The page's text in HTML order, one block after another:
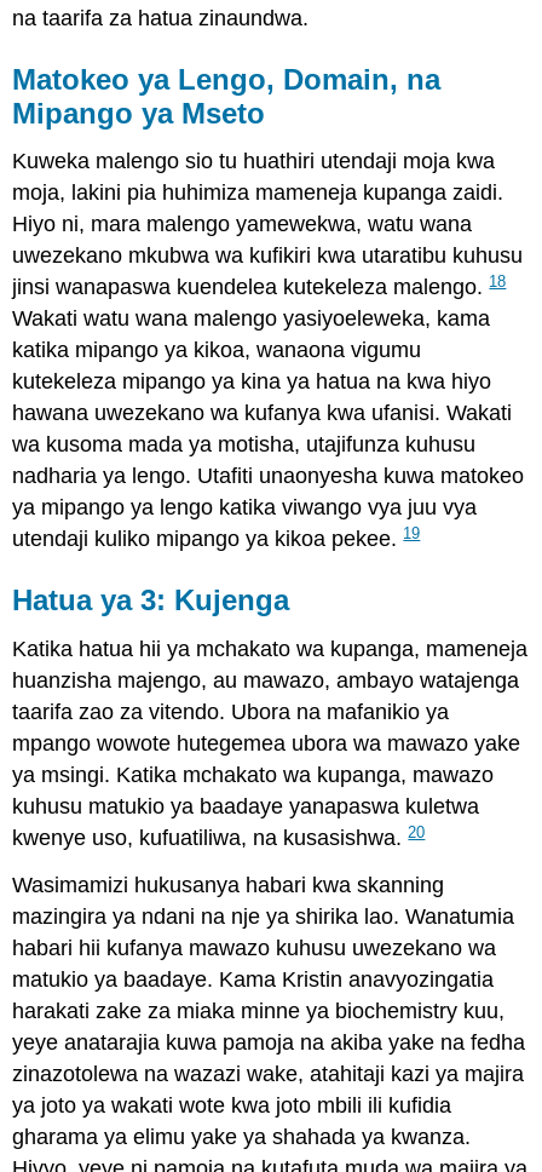
na taarifa za hatua zinaundwa.
Matokeo ya Lengo, Domain, na
Mipango ya Mseto
Kuweka malengo sio tu huathiri utendaji moja kwa
moja, lakini pia huhimiza mameneja kupanga zaidi.
Hiyo ni, mara malengo yamewekwa, watu wana
uwezekano mkubwa wa kufikiri kwa utaratibu kuhusu
jinsi wanapaswa kuendelea kutekeleza malengo.18
Wakati watu wana malengo yasiyoeleweka, kama
katika mipango ya kikoa, wanaona vigumu
kutekeleza mipango ya kina ya hatua na kwa hiyo
hawana uwezekano wa kufanya kwa ufanisi. Wakati
wa kusoma mada ya motisha, utajifunza kuhusu
nadharia ya lengo. Utafiti unaonyesha kuwa matokeo
ya mipango ya lengo katika viwango vya juu vya
utendaji kuliko mipango ya kikoa pekee.19
Hatua ya 3: Kujenga
Katika hatua hii ya mchakato wa kupanga, mameneja
huanzisha majengo, au mawazo, ambayo watajenga
taarifa zao za vitendo. Ubora na mafanikio ya
mpango wowote hutegemea ubora wa mawazo yake
ya msingi. Katika mchakato wa kupanga, mawazo
kuhusu matukio ya baadaye yanapaswa kuletwa
kwenye uso, kufuatiliwa, na kusasishwa.20
Wasimamizi hukusanya habari kwa skanning
mazingira ya ndani na nje ya shirika lao. Wanatumia
habari hii kufanya mawazo kuhusu uwezekano wa
matukio ya baadaye. Kama Kristin anavyozingatia
harakati zake za miaka minne ya biochemistry kuu,
yeye anatarajia kuwa pamoja na akiba yake na fedha
zinazotolewa na wazazi wake, atahitaji kazi ya majira
ya joto ya wakati wote kwa joto mbili ili kufidia
gharama ya elimu yake ya shahada ya kwanza.